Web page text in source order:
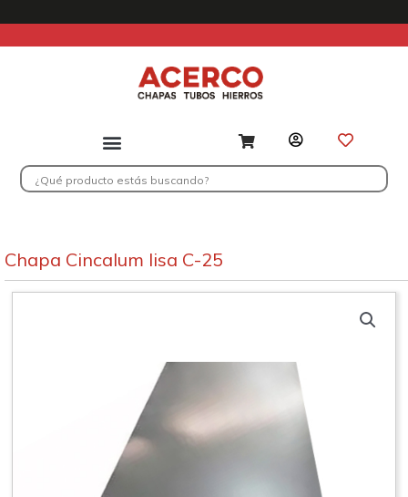
al
contenido
Search
...
Chapa Cincalum lisa C-25